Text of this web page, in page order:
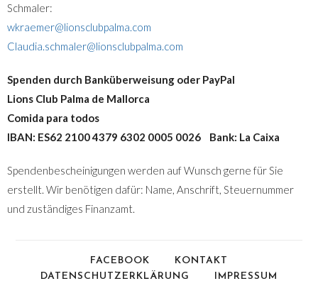
Schmaler:
wkraemer@lionsclubpalma.com
Claudia.schmaler@lionsclubpalma.com
Spenden durch Banküberweisung oder PayPal
Lions Club Palma de Mallorca
Comida para todos
IBAN: ES62 2100 4379 6302 0005 0026 Bank: La Caixa
Spendenbescheinigungen werden auf Wunsch gerne für Sie
erstellt. Wir benötigen dafür: Name, Anschrift, Steuernummer
und zuständiges Finanzamt.
FACEBOOK
KONTAKT
DATENSCHUTZERKLÄRUNG
IMPRESSUM